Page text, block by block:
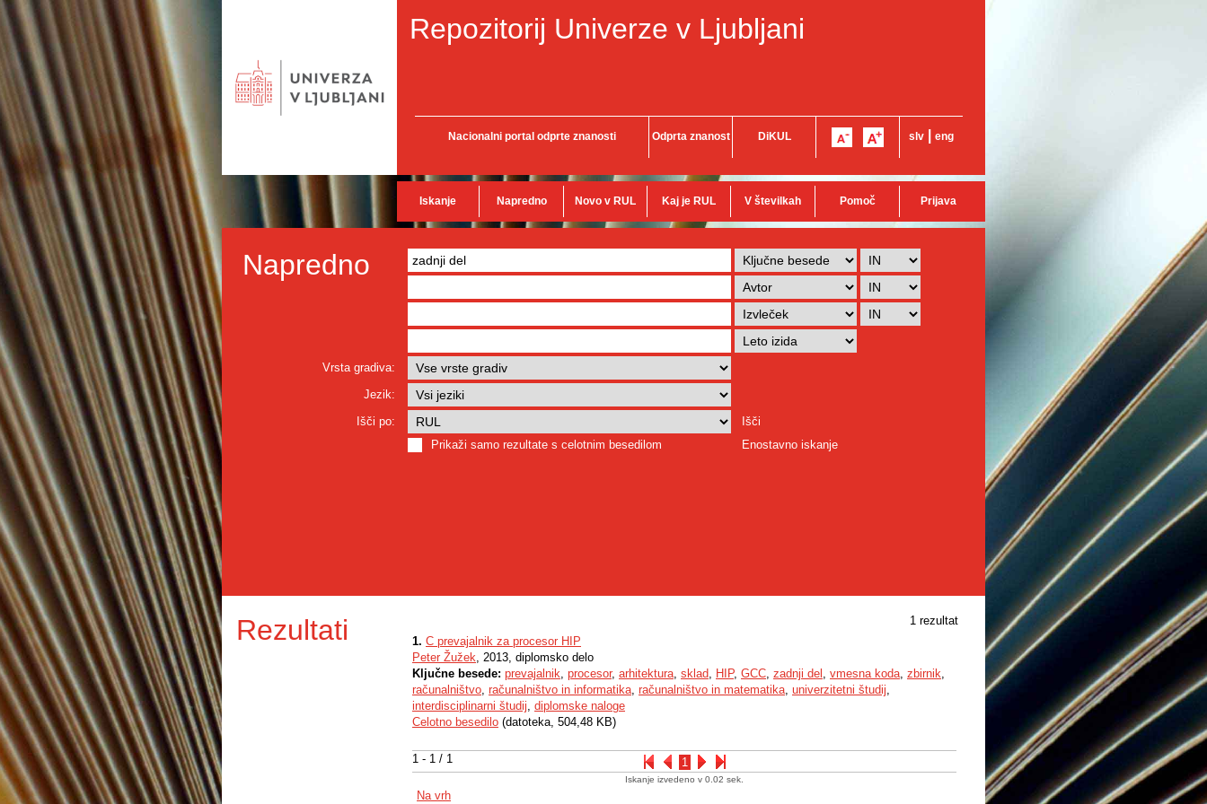
Repozitorij Univerze v Ljubljani
Nacionalni portal odprte znanosti Odprta znanost DiKUL slv eng
Iskanje Napredno Novo v RUL Kaj je RUL V številkah Pomoč Prijava
Napredno
Vrsta gradiva:
Jezik:
Išči po:
Išči
Prikaži samo rezultate s celotnim besedilom
Enostavno iskanje
Rezultati 1 rezultat
1 - 1 / 1 1
1. C prevajalnik za procesor HIP
Peter Žužek, 2013, diplomsko delo
Ključne besede: prevajalnik, procesor, arhitektura, sklad, HIP, GCC, zadnji del , vmesna koda, zbirnik,
računalništvo, računalništvo in informatika, računalništvo in matematika, univerzitetni študij,
interdisciplinarni študij, diplomske naloge
Celotno besedilo (datoteka, 504,48 KB)
Iskanje izvedeno v 0.02 sek.
Na vrh